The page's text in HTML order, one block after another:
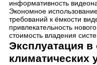
информативность
Экономное
требований к ёмкости
привлекательность
стоимость владения
Эксплуатация
климатических